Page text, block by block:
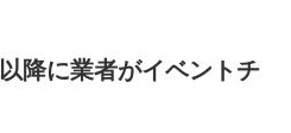
降に業者がイベントチ